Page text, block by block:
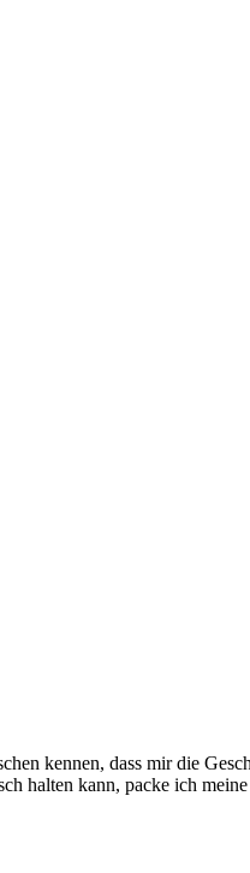
kennen, dass mir die
halten kann, packe ich